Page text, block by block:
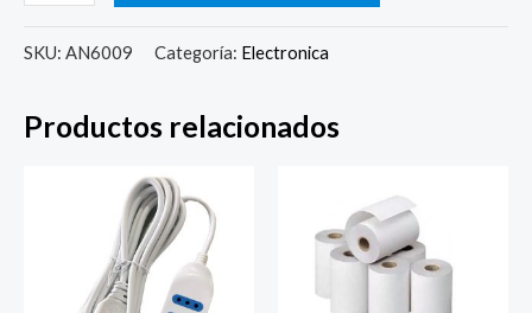
SKU: AN6009 Categoría: Electronica
Productos relacionados